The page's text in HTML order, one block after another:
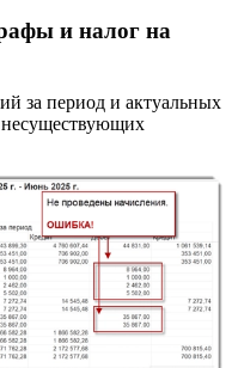
и налог на
за период и актуальных
несуществующих